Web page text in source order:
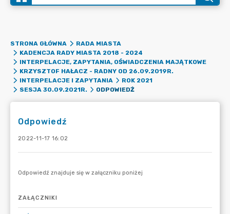
STRONA GŁÓWNA
RADA MIASTA
KADENCJA RADY MIASTA 2018 - 2024
INTERPELACJE, ZAPYTANIA, OŚWIADCZENIA MAJĄTKOWE
KRZYSZTOF HAŁACZ - RADNY OD 26.09.2019R.
INTERPELACJE I ZAPYTANIA
ROK 2021
SESJA 30.09.2021R.
ODPOWIEDŹ
Odpowiedź
2022-11-17 16:02
ZAŁĄCZNIKI